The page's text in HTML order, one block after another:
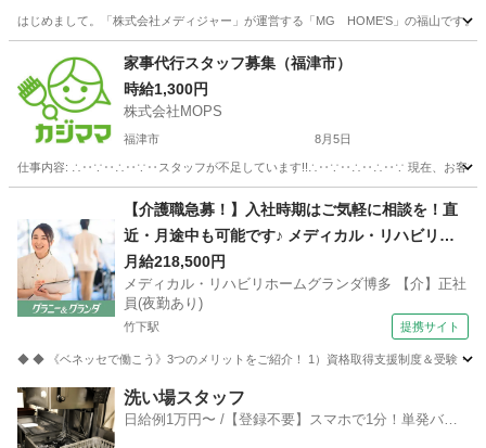
はじめまして。「株式会社メディジャー」が運営する「MG HOME'S」の福山です。
福岡市 高宮駅 福祉 グループホーム
家事代行スタッフ募集（福津市）
時給1,300円
株式会社MOPS
福津市 8月5日
仕事内容: ∴‥∵‥∴‥∵‥スタッフが不足しています!!∴‥∵‥∴‥∴‥∵ 現在、お客様から多
ホームヘルパー スタッフ
【介護職急募！】入社時期はご気軽に相談を！直
近・月途中も可能です♪ メディカル・リハビリホ
ームグランダ博多 【介】正社員(夜勤あり) 老人介
護施設スタッフ
月給218,500円
メディカル・リハビリホームグランダ博多 【介】正社
員(夜勤あり)
竹下駅 提携サイト
◆ ◆ 《ベネッセで働こう》3つのメリットをご紹介！ 1）資格取得支援制度＆受験・
福岡 福岡市 竹下駅 介護
洗い場スタッフ
日給例1万円〜 /【登録不要】スマホで1分！単発バイ